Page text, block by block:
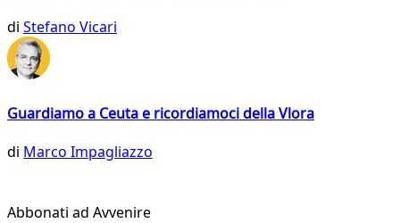
di Stefano Vicari
Guardiamo a Ceuta e ricordiamoci della Vlora
di Marco Impagliazzo
Abbonati ad Avvenire